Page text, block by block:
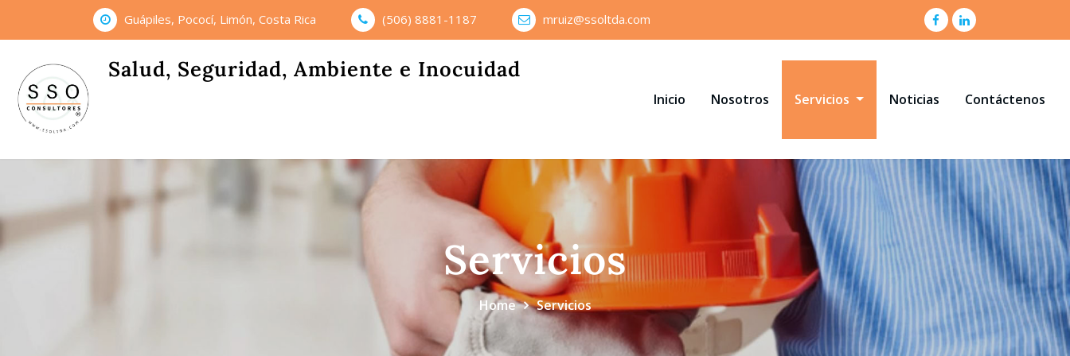
Guápiles, Pococí, Limón, Costa Rica (506) 8881-1187 mruiz@ssoltda.com
Salud, Seguridad, Ambiente e Inocuidad
Inicio Nosotros Servicios Noticias Contáctenos
Servicios
Home Servicios